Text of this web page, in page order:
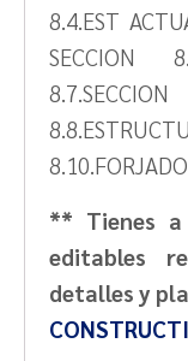
8.4.EST
SECCION
** Tienes a
editables
detalles y